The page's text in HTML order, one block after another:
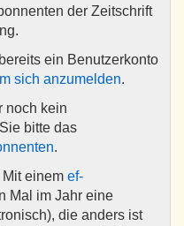
der Zeitschrift
ein Benutzerkonto
sich anzumelden.
noch kein
bitte das
.
einem ef-
Mal im Jahr eine
die anders ist